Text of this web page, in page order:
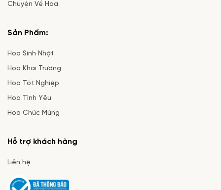
Chuyện Về Hoa
Sản Phẩm:
Hoa Sinh Nhật
Hoa Khai Trương
Hoa Tốt Nghiệp
Hoa Tình Yêu
Hoa Chúc Mừng
Hỗ trợ khách hàng
Liên hệ